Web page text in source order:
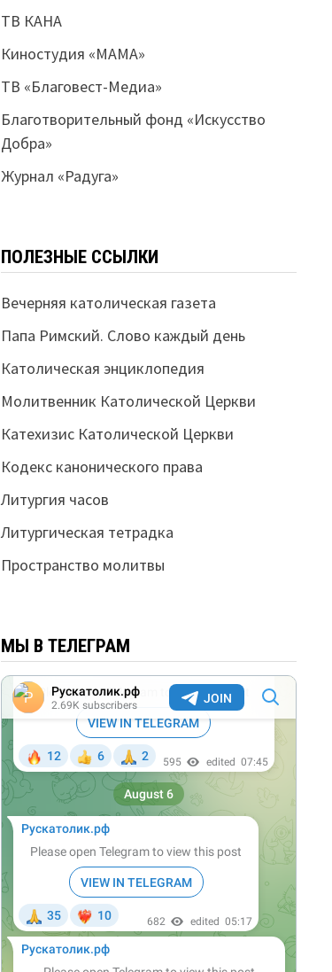
ТВ КАНА
Киностудия «МАМА»
ТВ «Благовест-Медиа»
Благотворительный фонд «Искусство
Добра»
Журнал «Радуга»
ПОЛЕЗНЫЕ ССЫЛКИ
Вечерняя католическая газета
Папа Римский. Слово каждый день
Католическая энциклопедия
Молитвенник Католической Церкви
Катехизис Католической Церкви
Кодекс канонического права
Литургия часов
Литургическая тетрадка
Пространство молитвы
МЫ В ТЕЛЕГРАМ